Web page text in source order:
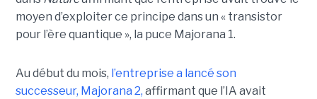
moyen d’exploiter ce principe dans un « transistor
pour l’ère quantique », la puce Majorana 1.
Au début du mois, l’entreprise a lancé son
successeur, Majorana 2, affirmant que l’IA avait